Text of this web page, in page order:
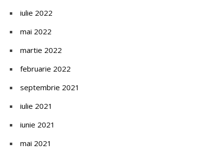
iulie 2022
mai 2022
martie 2022
februarie 2022
septembrie 2021
iulie 2021
iunie 2021
mai 2021